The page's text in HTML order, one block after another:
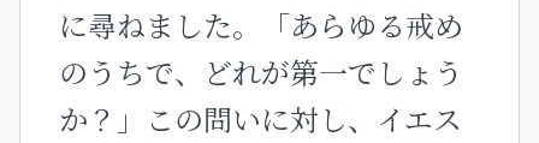
に尋ねました。「あらゆる戒め
のうちで、どれが第一でしょう
か？」この問いに対し、イエス